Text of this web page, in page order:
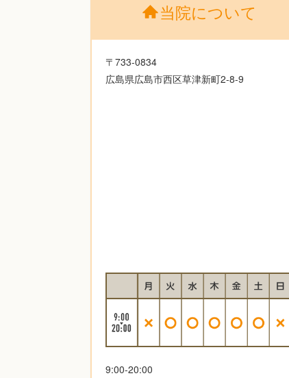
当院について
〒733-0834
広島県広島市西区草津新町2-8-9
9:00-20:00